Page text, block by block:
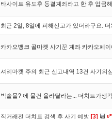
타사이트 유도후 동결계좌라고 한 후 입금
최근 2일, 8일에 피해신고가 있더라구요.
카카오뱅크 골마켓 사기꾼 계좌 카카오페
셔리마켓 주의 최근 신고내역 13건 사기의
빅솔몰? 에 물건 올라달라는... 더치트가생
직거래전 더치트 검색 후 사기 예방 [3]